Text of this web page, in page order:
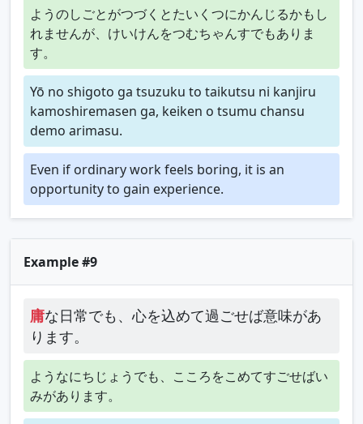
ようのしごとがつづくとたいくつにかんじるかもし
れませんが、けいけんをつむちゃんすでもありま
す。
Yō no shigoto ga tsuzuku to taikutsu ni kanjiru
kamoshiremasen ga, keiken o tsumu chansu
demo arimasu.
Even if ordinary work feels boring, it is an
opportunity to gain experience.
Example #9
庸な日常でも、心を込めて過ごせば意味があ
ります。
ようなにちじょうでも、こころをこめてすごせばい
みがあります。